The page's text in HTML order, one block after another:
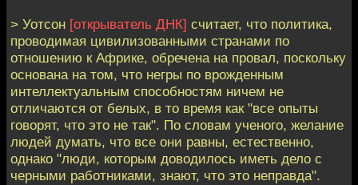
> Уотсон [открыватель ДНК] считает, что политика,
проводимая цивилизованными странами по
отношению к Африке, обречена на провал, поскольку
основана на том, что негры по врожденным
интеллектуальным способностям ничем не
отличаются от белых, в то время как "все опыты
говорят, что это не так". По словам ученого, желание
людей думать, что все они равны, естественно,
однако "люди, которым доводилось иметь дело с
черными работниками, знают, что это неправда".